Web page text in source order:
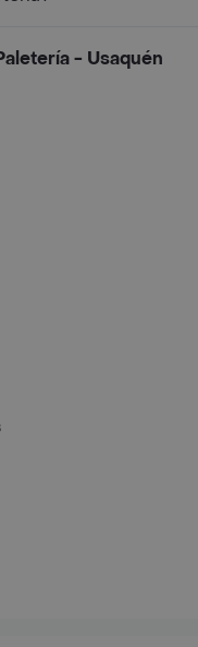
- Usaquén